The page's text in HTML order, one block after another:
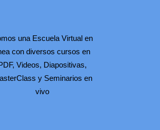
una Escuela Virtual en
con diversos cursos en
Videos, Diapositivas,
y Seminarios en
vivo